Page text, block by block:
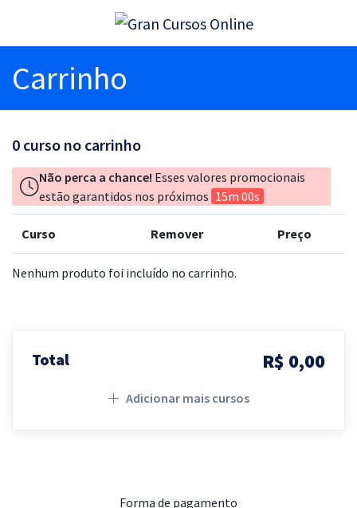
Carrinho
0 curso no carrinho
Não perca a chance! Esses valores promocionais
estão garantidos nos próximos 15m 00s
Curso Remover Preço
Nenhum produto foi incluído no carrinho.
Total R$ 0,00
Adicionar mais cursos
Forma de pagamento